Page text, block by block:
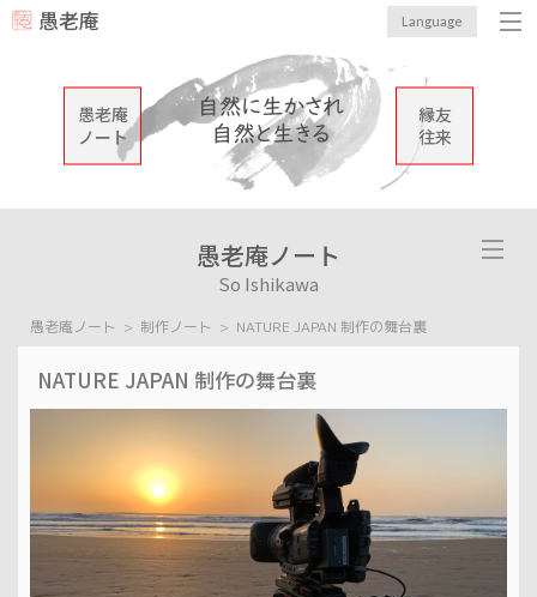
愚老庵 Language
愚老庵
ノート
縁友
往来
愚老庵ノート
So Ishikawa
愚老庵ノート 制作ノート NATURE JAPAN 制作の舞台裏
NATURE JAPAN 制作の舞台裏